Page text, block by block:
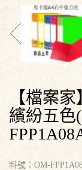
【檔案
繽紛五色
料號：OM-